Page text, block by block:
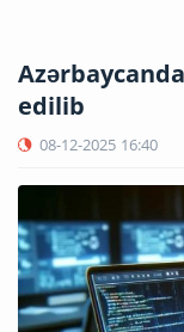
edilib
08-12-2025 16:40